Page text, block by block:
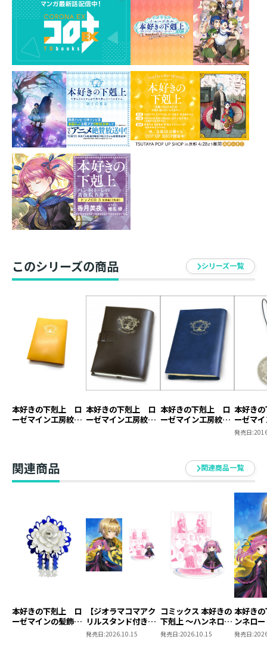
ラインナップはローゼマインの側近文官、側仕えを中心
とした新作11種です。
台座の組み合わせパターンは無限大！
お好きなキャラクターを組み合わせてお楽しみくださ
い！
素材 ： アクリル
サイズ ： 約70mm（全長）
イラスト ： 椎名優
発売元 ： TOブックス
このシリーズの商品 シリーズ一覧
本好きの下剋上 ロ
ーゼマイン工房紋章
本好きの下剋上 ロ
ーゼマイン工房紋章
本好きの下剋上 ロ
ーゼマイン工房紋章
本好き
ーゼマ
キーホ
発売日:
関連商品 関連商品一覧
本好きの下剋上 ロ
ーゼマインの髪飾り
【ジオラマコマアク
リルスタンド付き】
本好きの下剋上 ～ハ
発売日:2026.10.15
コミックス 本好きの
下剋上 ～ハンネロー
レの貴族院五年生～
発売日:2026.10.15
本好き
ンネロ
五年生
発売日: